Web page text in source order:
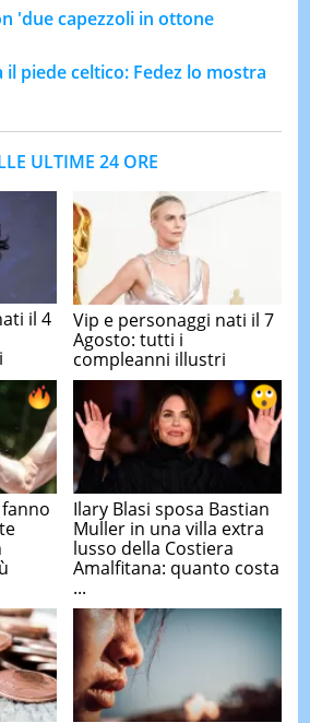
'due capezzoli in ottone
il piede celtico: Fedez lo mostra
ULTIME 24 ORE
il 4
Vip e personaggi nati il 7
Agosto: tutti i
compleanni illustri
Ilary Blasi sposa Bastian
Muller in una villa extra
lusso della Costiera
Amalfitana: quanto costa
...